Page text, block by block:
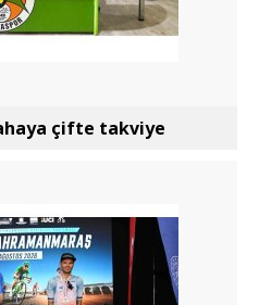
çifte takviye